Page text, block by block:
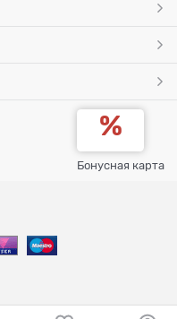
Бонусная карта